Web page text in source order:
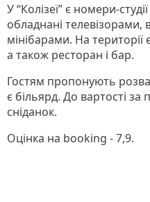
У “Колізеї” є номери-
обладнані
мінібарами. На
а також ресторан і бар.
Гостям пропонують
є більярд. До вартості
сніданок.
Оцінка на booking - 7,9.